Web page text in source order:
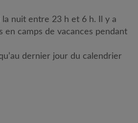
la nuit entre 23 h et 6 h. Il y a
camps de vacances pendant
dernier jour du calendrier